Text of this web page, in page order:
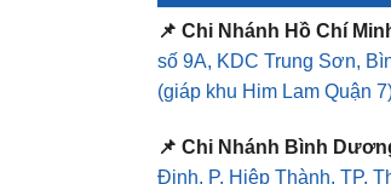
📌 Chi Nhánh Hồ Chí
số 9A, KDC Trung Sơn,
(giáp khu Him Lam Quận
📌 Chi Nhánh Bình
Định, P. Hiệp Thành, TP.